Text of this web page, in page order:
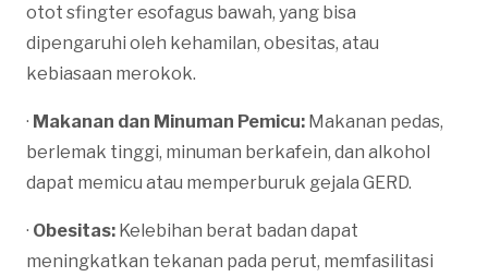
otot sfingter esofagus bawah, yang bisa
dipengaruhi oleh kehamilan, obesitas, atau
kebiasaan merokok.
· Makanan dan Minuman Pemicu: Makanan pedas,
berlemak tinggi, minuman berkafein, dan alkohol
dapat memicu atau memperburuk gejala GERD.
· Obesitas: Kelebihan berat badan dapat
meningkatkan tekanan pada perut, memfasilitasi